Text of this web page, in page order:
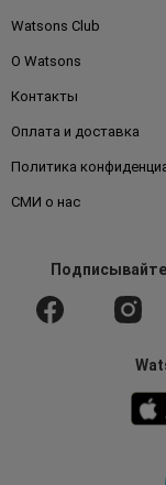
Watsons Club
О Watsons
Контакты
Оплата и доставка
Политика
СМИ о нас